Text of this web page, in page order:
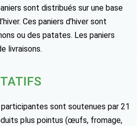
sont distribués sur une base
Ces paniers d’hiver sont
ou des patates. Les paniers
livraisons.
sont soutenues par 21
plus pointus (œufs, fromage,